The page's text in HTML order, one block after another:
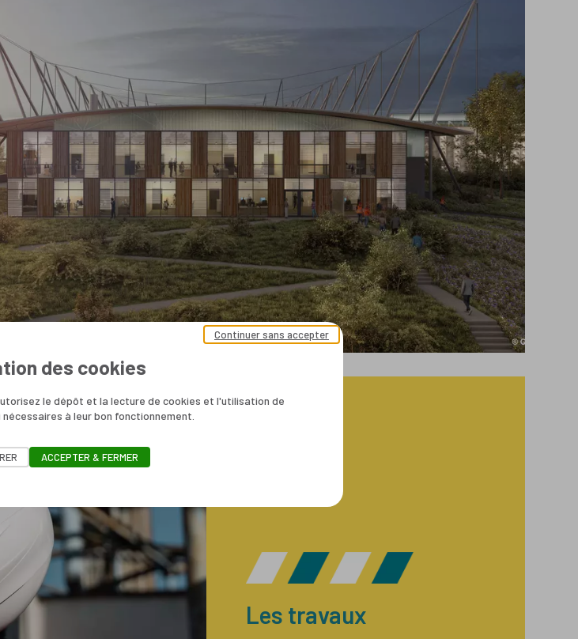
Les travaux
des cookies
le dépôt et la lecture de cookies et l'utilisation de
à leur bon fonctionnement.
Continuer sans accepter
ACCEPTER & FERMER